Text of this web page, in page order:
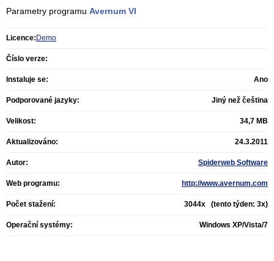
Parametry programu Avernum VI
Licence: Demo
Číslo verze:
Instaluje se: Ano
Podporované jazyky: Jiný než čeština
Velikost: 34,7 MB
Aktualizováno: 24.3.2011
Autor: Spiderweb Software
Web programu: http://www.avernum.com
Počet stažení: 3044x (tento týden: 3x)
Operační systémy: Windows XP/Vista/7